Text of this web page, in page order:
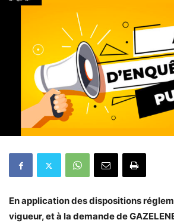
En application des dispositions
vigueur, et à la demande de